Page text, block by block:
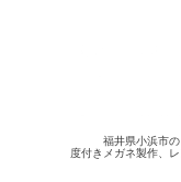
福井県小浜市
度付きメガネ製作、